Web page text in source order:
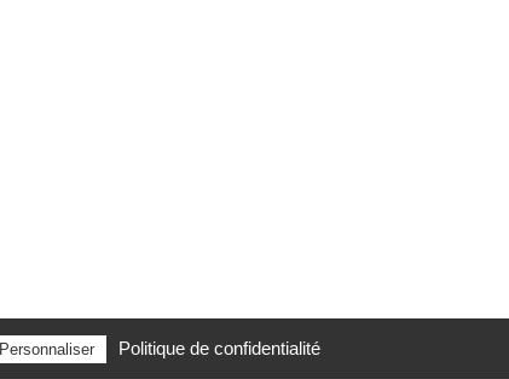
Personnaliser Politique de confidentialité